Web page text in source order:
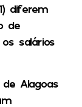
diferem
de
salários
Alagoas